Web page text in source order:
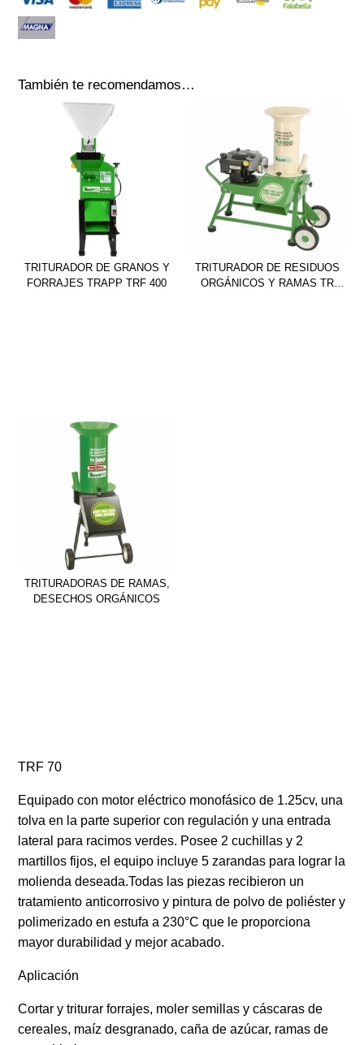
También te recomendamos…
TRITURADOR DE GRANOS Y
FORRAJES TRAPP TRF 400
TRITURADOR DE RESIDUOS
ORGÁNICOS Y RAMAS TR
TRITURADORAS DE RAMAS,
DESECHOS ORGÁNICOS
TRF 70
Equipado con motor eléctrico monofásico de 1.25cv, una
tolva en la parte superior con regulación y una entrada
lateral para racimos verdes. Posee 2 cuchillas y 2
martillos fijos, el equipo incluye 5 zarandas para lograr la
molienda deseada.Todas las piezas recibieron un
tratamiento anticorrosivo y pintura de polvo de poliéster y
polimerizado en estufa a 230°C que le proporciona
mayor durabilidad y mejor acabado.
Aplicación
Cortar y triturar forrajes, moler semillas y cáscaras de
cereales, maíz desgranado, caña de azúcar, ramas de